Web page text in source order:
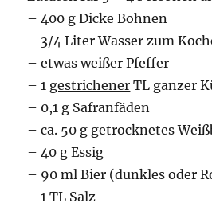
– 400 g Dicke Bohnen
– 3/4 Liter Wasser zum
– etwas weißer Pfeffer
– 1 gestrichener TL ganzer
– 0,1 g Safranfäden
– ca. 50 g getrocknetes
– 40 g Essig
– 90 ml Bier (dunkles oder
– 1 TL Salz